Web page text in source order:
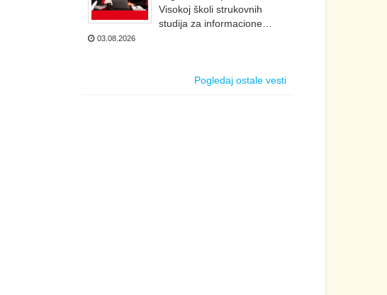
Visokoj školi strukovnih
studija za informacione…
03.08.2026
Pogledaj ostale vesti